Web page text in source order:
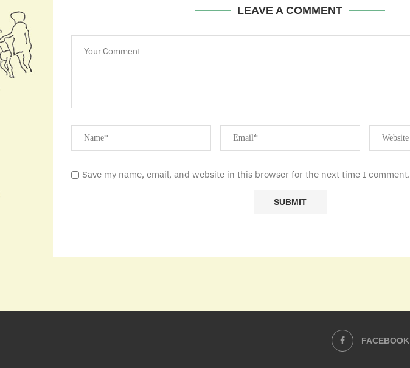
LEAVE A COMMENT
Save my name, email, and website in this browser for the next time I comment.
FACEBOOK